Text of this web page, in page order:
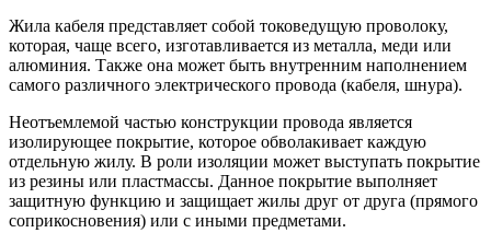
Жила кабеля представляет собой токоведущую проволоку,
которая, чаще всего, изготавливается из металла, меди или
алюминия. Также она может быть внутренним наполнением
самого различного электрического провода (кабеля, шнура).
Неотъемлемой частью конструкции провода является
изолирующее покрытие, которое обволакивает каждую
отдельную жилу. В роли изоляции может выступать покрытие
из резины или пластмассы. Данное покрытие выполняет
защитную функцию и защищает жилы друг от друга (прямого
соприкосновения) или с иными предметами.